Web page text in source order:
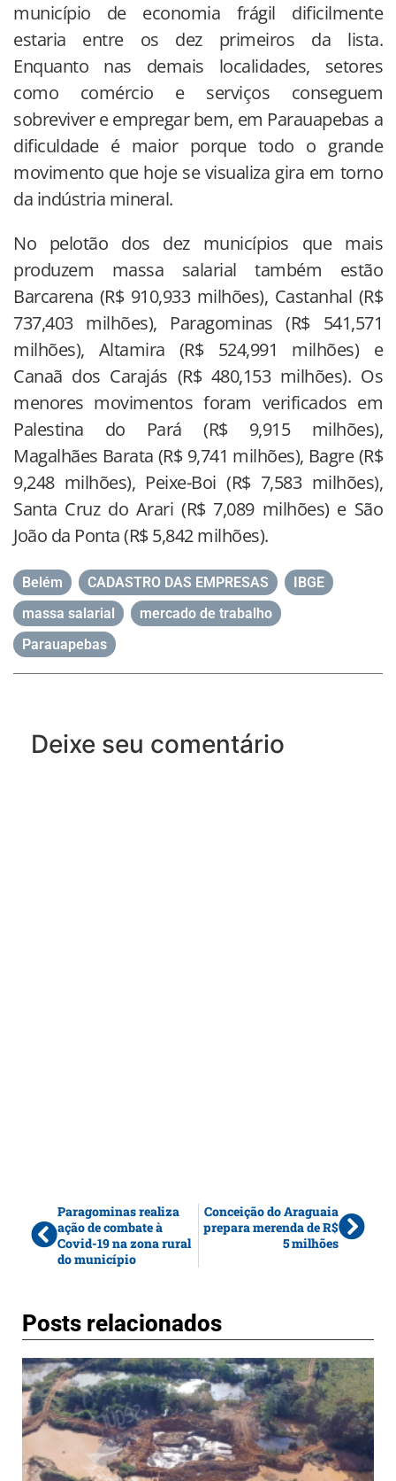
município de economia frágil dificilmente
estaria entre os dez primeiros da lista.
Enquanto nas demais localidades, setores
como comércio e serviços conseguem
sobreviver e empregar bem, em Parauapebas a
dificuldade é maior porque todo o grande
movimento que hoje se visualiza gira em torno
da indústria mineral.
No pelotão dos dez municípios que mais
produzem massa salarial também estão
Barcarena (R$ 910,933 milhões), Castanhal (R$
737,403 milhões), Paragominas (R$ 541,571
milhões), Altamira (R$ 524,991 milhões) e
Canaã dos Carajás (R$ 480,153 milhões). Os
menores movimentos foram verificados em
Palestina do Pará (R$ 9,915 milhões),
Magalhães Barata (R$ 9,741 milhões), Bagre (R$
9,248 milhões), Peixe-Boi (R$ 7,583 milhões),
Santa Cruz do Arari (R$ 7,089 milhões) e São
João da Ponta (R$ 5,842 milhões).
Belém CADASTRO DAS EMPRESAS IBGE
massa salarial
mercado de trabalho
Parauapebas
Deixe seu comentário
Paragominas realiza
ação de combate à
Covid-19 na zona rural
do município
Conceição do Araguaia
prepara merenda de R$
5 milhões
Posts relacionados